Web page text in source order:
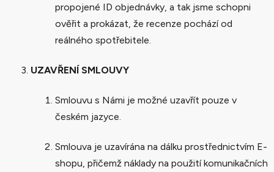
propojené ID objednávky, a tak jsme schopni
ověřit a prokázat, že recenze pochází od
reálného spotřebitele.
UZAVŘENÍ SMLOUVY
Smlouvu s Námi je možné uzavřít pouze v
českém jazyce.
Smlouva je uzavírána na dálku prostřednictvím E-
shopu, přičemž náklady na použití komunikačních